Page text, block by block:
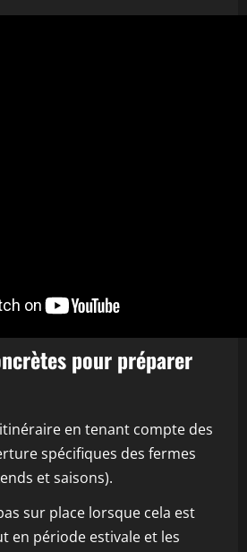
pour préparer
en tenant compte des
spécifiques des fermes
et saisons).
sur place lorsque cela est
en période estivale et les